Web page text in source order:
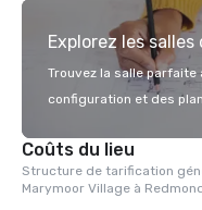
Explorez les
Trouvez la salle
configuration et des
Coûts du lieu
Structure de tarification
Marymoor Village à